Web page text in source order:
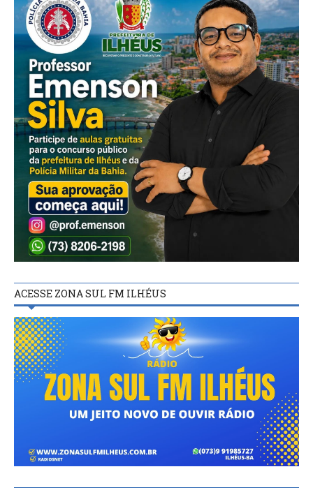
ACESSE ZONA SUL FM ILHÉUS